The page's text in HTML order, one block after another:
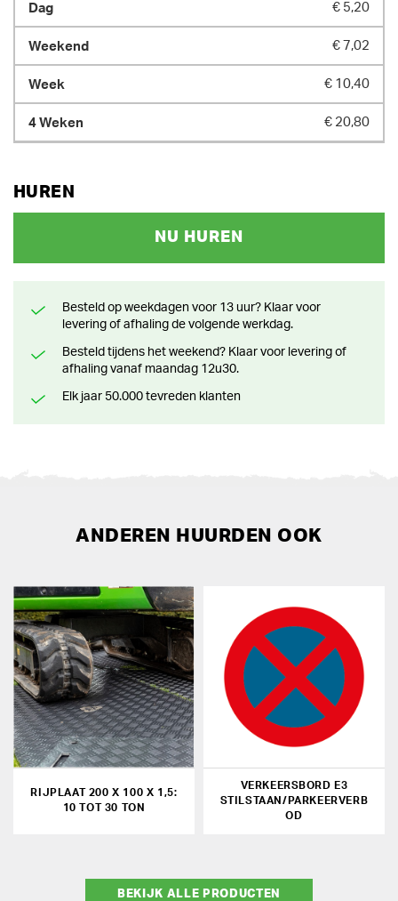
€ 5,20
€ 7,02
€ 10,40
€ 20,80
HUREN
NU HUREN
Besteld op weekdagen voor 13 uur? Klaar voor
levering of afhaling de volgende werkdag.
Besteld tijdens het weekend? Klaar voor levering of
afhaling vanaf maandag 12u30.
Elk jaar 50.000 tevreden klanten
ANDEREN HUURDEN OOK
RIJPLAAT 200 X 100 X 1,5:
10 TOT 30 TON
VERKEERSBORD E3
STILSTAAN/PARKEERVERB
OD
BEKIJK ALLE PRODUCTEN